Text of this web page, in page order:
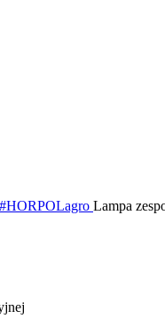
Lampa